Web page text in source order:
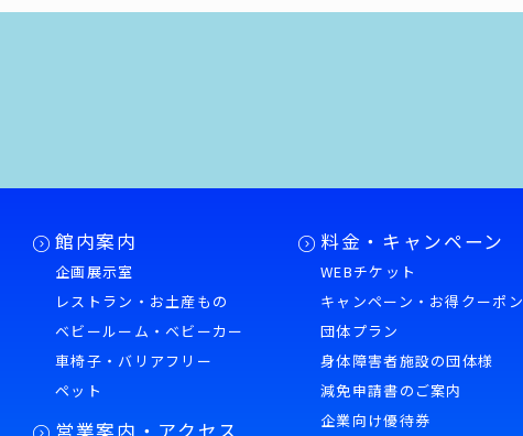
館内案内
企画展示室
レストラン・お土産もの
ベビールーム・ベビーカー
車椅子・バリアフリー
ペット
営業案内・アクセス
料金・キャンペーン
WEBチケット
キャンペーン・お得クーポン
団体プラン
身体障害者施設の団体様
減免申請書のご案内
企業向け優待券